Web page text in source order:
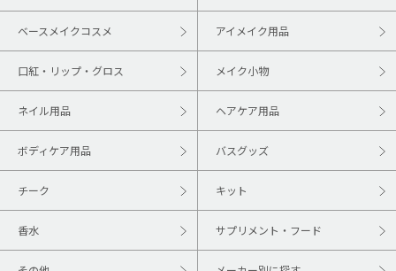
ベースメイクコスメ アイメイク用品
口紅・リップ・グロス メイク小物
ネイル用品 ヘアケア用品
ボディケア用品 バスグッズ
チーク キット
香水 サプリメント・フード